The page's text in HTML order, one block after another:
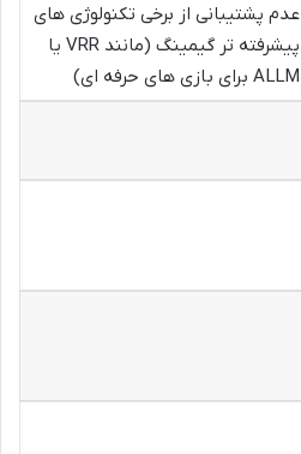
عدم پشتیبانی از برخی تکنولوژی های
پیشرفته تر گیمینگ (مانند VRR یا
ALLM برای بازی های حرفه ای)